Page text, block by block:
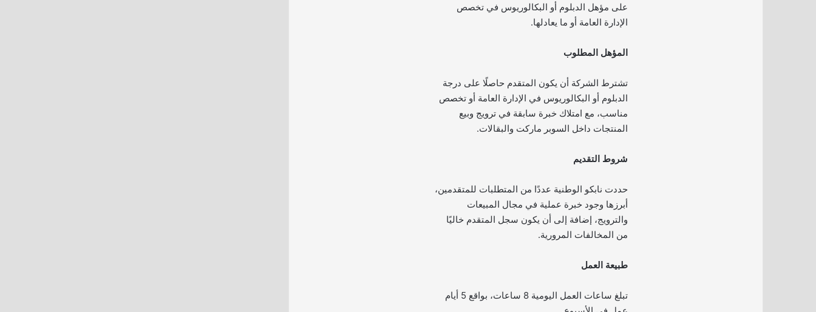
على مؤهل الدبلوم أو البكالوريوس في تخصص
الإدارة العامة أو ما يعادلها.
المؤهل المطلوب
تشترط الشركة أن يكون المتقدم حاصلًا على درجة
الدبلوم أو البكالوريوس في الإدارة العامة أو تخصص
مناسب، مع امتلاك خبرة سابقة في ترويج وبيع
المنتجات داخل السوبر ماركت والبقالات.
شروط التقديم
حددت نابكو الوطنية عددًا من المتطلبات للمتقدمين،
أبرزها وجود خبرة عملية في مجال المبيعات
والترويج، إضافة إلى أن يكون سجل المتقدم خاليًا
من المخالفات المرورية.
طبيعة العمل
تبلغ ساعات العمل اليومية 8 ساعات، بواقع 5 أيام